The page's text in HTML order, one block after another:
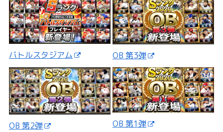
バトルスタジアム OB 第3弾
OB 第2弾 OB 第1弾